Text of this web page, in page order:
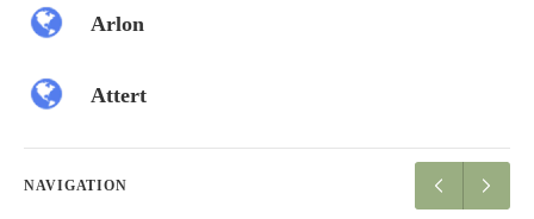
Arlon
Attert
NAVIGATION